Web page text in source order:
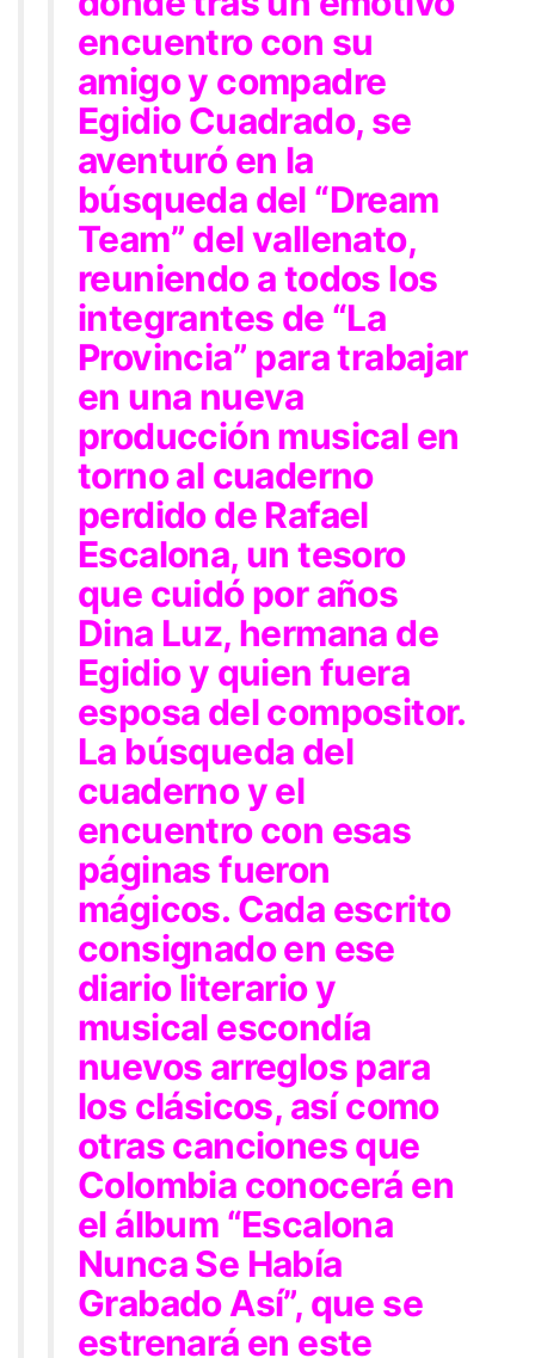
encuentro con su
amigo y compadre
Egidio Cuadrado, se
aventuró en la
búsqueda del “Dream
Team” del vallenato,
reuniendo a todos los
integrantes de “La
Provincia” para trabajar
en una nueva
producción musical en
torno al cuaderno
perdido de Rafael
Escalona, un tesoro
que cuidó por años
Dina Luz, hermana de
Egidio y quien fuera
esposa del compositor.
La búsqueda del
cuaderno y el
encuentro con esas
páginas fueron
mágicos. Cada escrito
consignado en ese
diario literario y
musical escondía
nuevos arreglos para
los clásicos, así como
otras canciones que
Colombia conocerá en
el álbum “Escalona
Nunca Se Había
Grabado Así”, que se
estrenará en este